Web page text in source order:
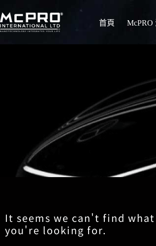
首頁 McPRO
It seems we can't find what
you're looking for.